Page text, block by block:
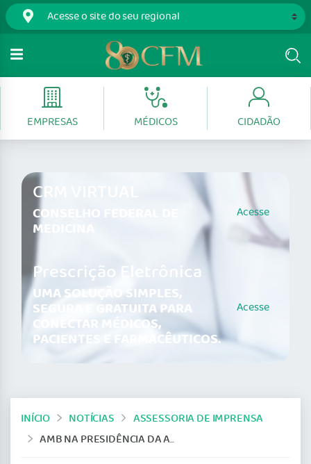
EMPRESAS MÉDICOS CIDADÃO
CRM VIRTUAL
CONSELHO FEDERAL DE
MEDICINA
Acesse
Prescrição Eletrônica
UMA SOLUÇÃO SIMPLES,
SEGURA E GRATUITA PARA
CONECTAR MÉDICOS,
PACIENTES E FARMACÊUTICOS.
Acesse
INÍCIO NOTÍCIAS
ASSESSORIA DE IMPRENSA
AMB NA PRESIDÊNCIA DA ASSOCIAÇÃO MÉDICA MUNDIAL